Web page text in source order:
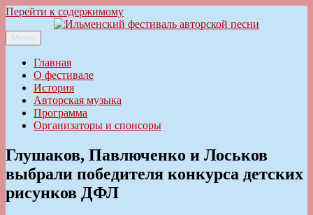
Перейти к содержимому
Ильменский фестиваль авторской песни
Меню
Главная
О фестивале
История
Авторская музыка
Программа
Организаторы и спонсоры
Глушаков, Павлюченко и Лоськов
выбрали победителя конкурса детских
рисунков ДФЛ